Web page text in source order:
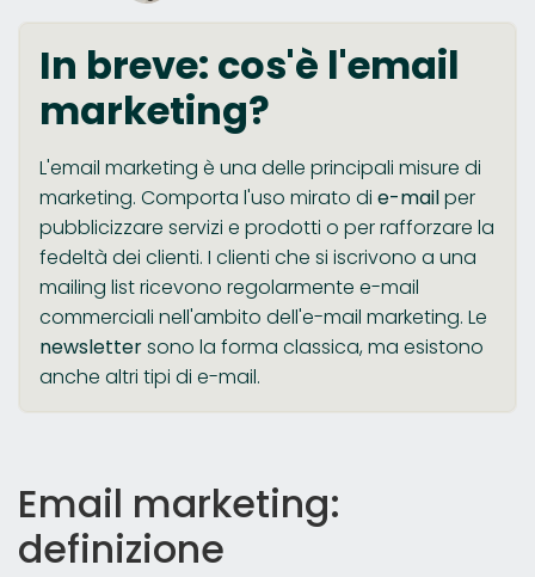
In breve: cos'è l'email
marketing?
L'email marketing è una delle principali misure di
marketing. Comporta l'uso mirato di e-mailper
pubblicizzare servizi e prodotti o per rafforzare la
fedeltà dei clienti. I clienti che si iscrivono a una
mailing list ricevono regolarmente e-mail
commerciali nell'ambito dell'e-mail marketing. Le
newslettersono la forma classica, ma esistono
anche altri tipi di e-mail.
Email marketing:
definizione